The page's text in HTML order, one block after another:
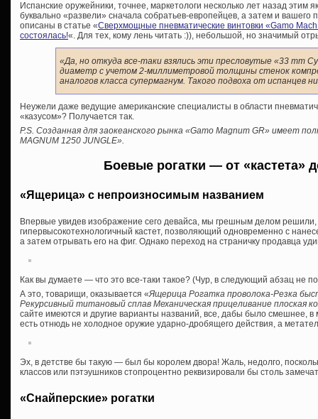
Испанские оружейники, точнее, маркетологи несколько лет назад
буквально «развели» сначала собратьев-европейцев, а затем и вашего
описаны в статье «Сверхмощные пневматические винтовки «Gamo
состоялась!«. Для тех, кому лень читать :)), небольшой, но значимый
«Да, но откуда все-таки взялись эти пресловутые «33
диаметр с учетом 2-миллиметровой толщины стенок
аналогов класса супермагнум. Такого подвоха от испанцев
Неужели даже ведущие американские специалисты в области
«казусом»? Получается так.
P.S. Созданная для заокеанского рынка «Gamo Magnum GR» имеет
MAGNUM 1250 JUNGLE».
Боевые рогатки — от «кастета»
«Ящерица» с непроизносимым названием
Впервые увидев изображение сего девайса, мы грешным делом решили,
гипервысокотехнологичный кастет, позволяющий одновременно с
а затем отрывать его на фиг. Однако переход на страничку продавца
Как вы думаете — что это все-таки такое? (Чур, в следующий абзац не
А это, товарищи, оказывается «Ящерица Рогатка проволока-Резка
Рекурсивный титановый сплав Механическая прицеливание плоская
сайте имеются и другие варианты названий, все, дабы было смешнее, в
есть отнюдь не холодное оружие ударно-дробящего действия, а
Эх, в детстве бы такую — был бы королем двора! Жаль, недолго,
классов или пэтэушников стопроцентно реквизировали бы столь
«Снайперские» рогатки